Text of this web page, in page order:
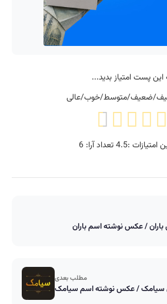
این پست امتیاز بدید...
ضعیف/متوسط/خوب/عالی
امتیازات :4.5تعداد آرا:6
/ عکس نوشته اسم باران
مطلب بعدی
سیامک / عکس نوشته اسم سیامک